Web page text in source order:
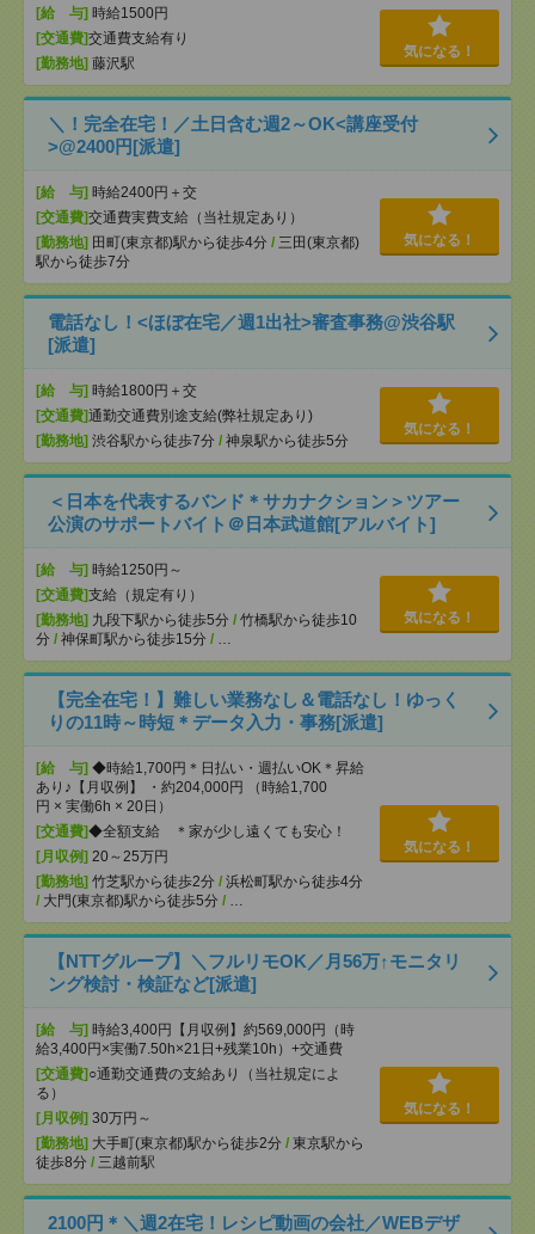
[給 与] 時給1500円
[交通費]交通費支給有り
[勤務地] 藤沢駅
気になる！
＼！完全在宅！／土日含む週2～OK<講座受付
>@2400円[派遣]
[給 与] 時給2400円＋交
[交通費]交通費実費支給（当社規定あり）
[勤務地] 田町(東京都)駅から徒歩4分 / 三田(東京都)
駅から徒歩7分
気になる！
電話なし！<ほぼ在宅／週1出社>審査事務@渋谷駅
[派遣]
[給 与] 時給1800円＋交
[交通費]通勤交通費別途支給(弊社規定あり)
[勤務地] 渋谷駅から徒歩7分 / 神泉駅から徒歩5分
気になる！
＜日本を代表するバンド＊サカナクション＞ツアー
公演のサポートバイト＠日本武道館[アルバイト]
[給 与] 時給1250円～
[交通費]支給（規定有り）
[勤務地] 九段下駅から徒歩5分 / 竹橋駅から徒歩10
分 / 神保町駅から徒歩15分 / …
気になる！
【完全在宅！】難しい業務なし＆電話なし！ゆっく
りの11時～時短＊データ入力・事務[派遣]
[給 与] ◆時給1,700円＊日払い・週払いOK＊昇給
あり♪【月収例】 ・約204,000円 （時給1,700
円 × 実働6h × 20日）
[交通費]◆全額支給 ＊家が少し遠くても安心！
[月収例] 20～25万円
[勤務地] 竹芝駅から徒歩2分 / 浜松町駅から徒歩4分
/ 大門(東京都)駅から徒歩5分 / …
気になる！
【NTTグループ】＼フルリモOK／月56万↑モニタリ
ング検討・検証など[派遣]
[給 与] 時給3,400円【月収例】約569,000円（時
給3,400円×実働7.50h×21日+残業10h）+交通費
[交通費] ○通勤交通費の支給あり（当社規定によ
る）
[月収例] 30万円～
[勤務地] 大手町(東京都)駅から徒歩2分 / 東京駅から
徒歩8分 / 三越前駅
気になる！
2100円＊＼週2在宅！レシピ動画の会社／WEBデザ